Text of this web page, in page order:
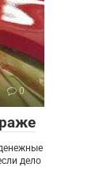
0
дело